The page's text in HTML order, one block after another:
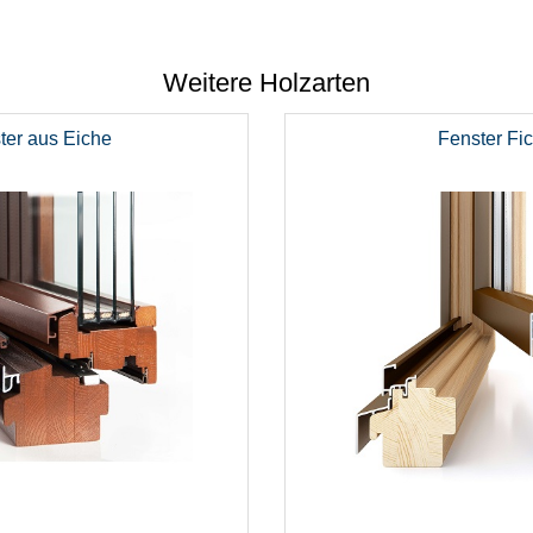
Weitere Holzarten
aus Eiche Fenster